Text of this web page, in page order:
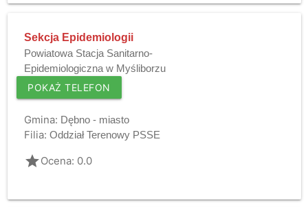
Sekcja Epidemiologii
Powiatowa Stacja Sanitarno-
Epidemiologiczna w Myśliborzu
POKAŻ TELEFON
Gmina: Dębno - miasto
Filia: Oddział Terenowy PSSE
gradeOcena: 0.0